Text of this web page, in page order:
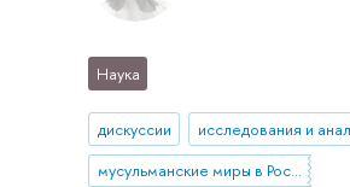
Наука
дискуссии исследования и
мусульманские миры в России